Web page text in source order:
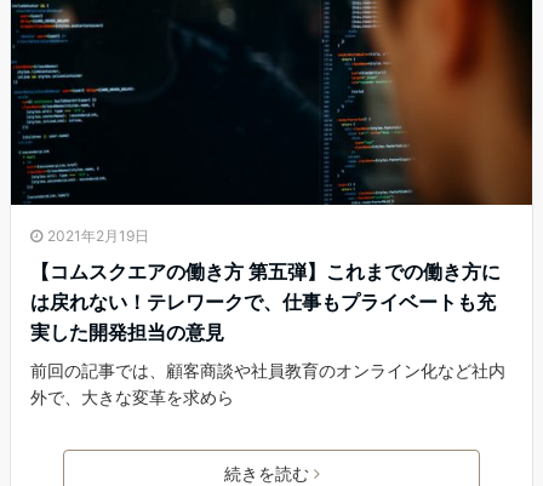
2021年2月19日
【コムスクエアの働き方 第五弾】これまでの働き方に
は戻れない！テレワークで、仕事もプライベートも充
実した開発担当の意見
前回の記事では、顧客商談や社員教育のオンライン化など社内
外で、大きな変革を求めら
続きを読む